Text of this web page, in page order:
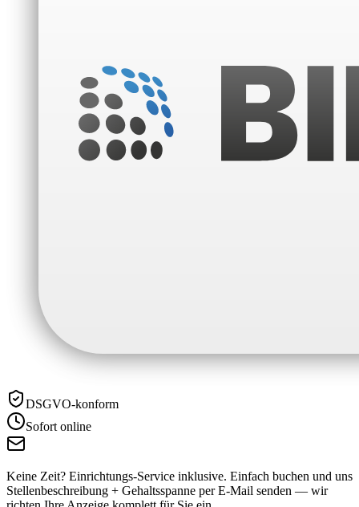
DSGVO-konform
Sofort online
Keine Zeit? Einrichtungs-Service inklusive. Einfach buchen und uns
Stellenbeschreibung + Gehaltsspanne per E-Mail senden — wir